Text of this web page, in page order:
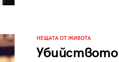
НЕЩАТА ОТ ЖИВОТА